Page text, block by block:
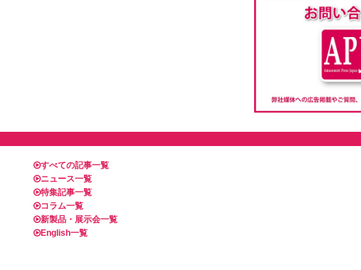
すべての記事一覧
ニュース一覧
特集記事一覧
コラム一覧
新製品・展示会一覧
English一覧